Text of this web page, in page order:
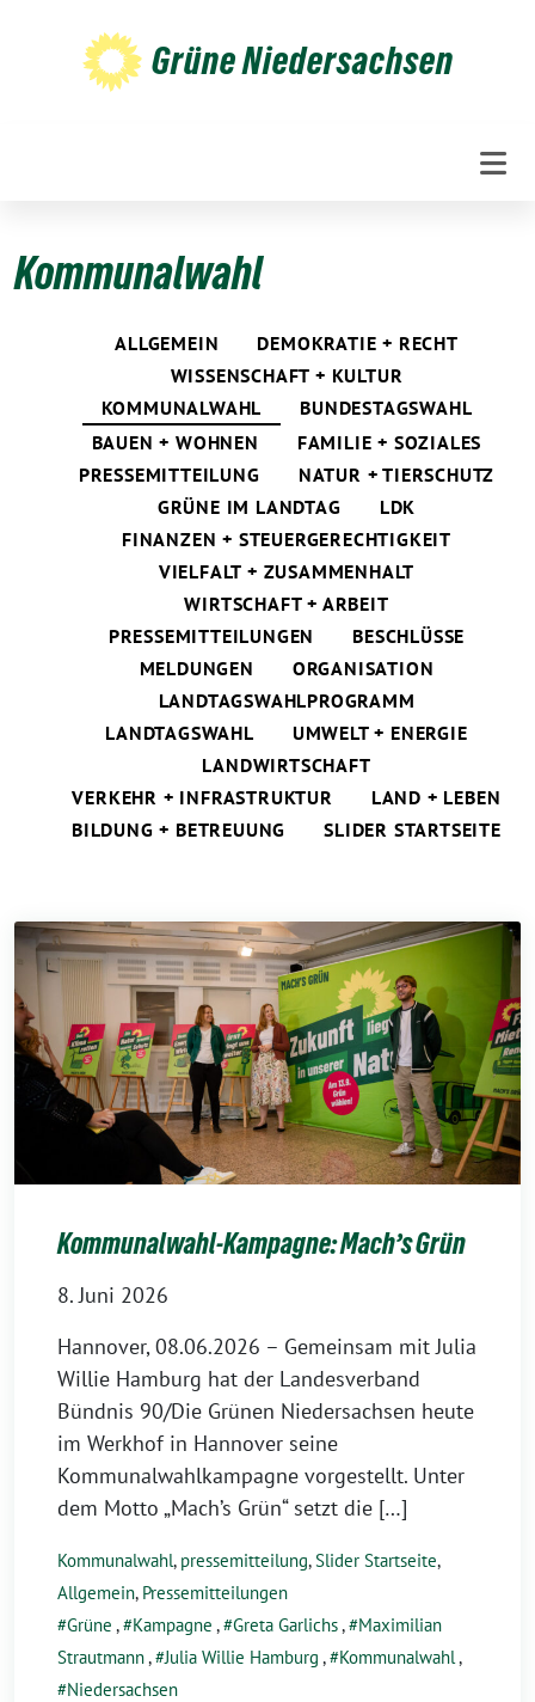
Grüne Niedersachsen
Kommunalwahl
ALLGEMEIN
DEMOKRATIE + RECHT
WISSENSCHAFT + KULTUR
KOMMUNALWAHL
BUNDESTAGSWAHL
BAUEN + WOHNEN
FAMILIE + SOZIALES
PRESSEMITTEILUNG
NATUR + TIERSCHUTZ
GRÜNE IM LANDTAG
LDK
FINANZEN + STEUERGERECHTIGKEIT
VIELFALT + ZUSAMMENHALT
WIRTSCHAFT + ARBEIT
PRESSEMITTEILUNGEN
BESCHLÜSSE
MELDUNGEN
ORGANISATION
LANDTAGSWAHLPROGRAMM
LANDTAGSWAHL
UMWELT + ENERGIE
LANDWIRTSCHAFT
VERKEHR + INFRASTRUKTUR
LAND + LEBEN
BILDUNG + BETREUUNG
SLIDER STARTSEITE
Kommunalwahl-Kampagne: Mach’s Grün
8. Juni 2026
Hannover, 08.06.2026 – Gemeinsam mit Julia
Willie Hamburg hat der Landesverband
Bündnis 90/Die Grünen Niedersachsen heute
im Werkhof in Hannover seine
Kommunalwahlkampagne vorgestellt. Unter
dem Motto „Mach’s Grün“ setzt die […]
Kommunalwahl, pressemitteilung,Slider Startseite,
Allgemein, Pressemitteilungen
Grüne , Kampagne , Greta Garlichs,
Maximilian
Strautmann, Julia Willie Hamburg , Kommunalwahl ,
Niedersachsen